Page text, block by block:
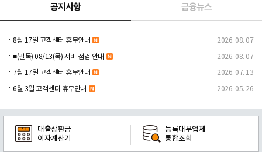
공지사항 금융뉴스
8월 17일 고객센터 휴무안내 2026. 08. 07
■(필독) 08/13(목) 서버 점검 안내 2026. 08. 07
7월 17일 고객센터 휴무안내 2026. 07. 13
6월 3일 고객센터 휴무안내 2026. 05. 26
대출상환금
이자계산기
등록대부업체
통합조회